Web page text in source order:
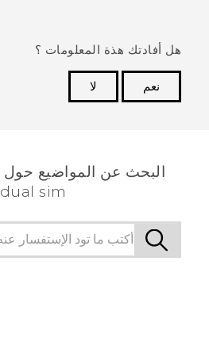
هل أفادتك هذة المعلومات ؟
نعم
لا
dual sim